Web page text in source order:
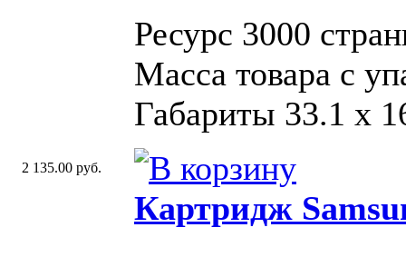
Ресурс 3000
Масса товара с
Габариты 33.1 х
2 135.00 руб.
Картридж